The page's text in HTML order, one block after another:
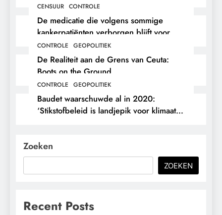
CENSUUR CONTROLE
De medicatie die volgens sommige
kankerpatiënten verborgen blijft voor
hun eigen arts.
CONTROLE GEOPOLITIEK
De Realiteit aan de Grens van Ceuta:
Boots on the Ground.
CONTROLE GEOPOLITIEK
Baudet waarschuwde al in 2020:
‘Stikstofbeleid is landjepik voor klimaat
Zoeken
ZOEKEN
Recent Posts